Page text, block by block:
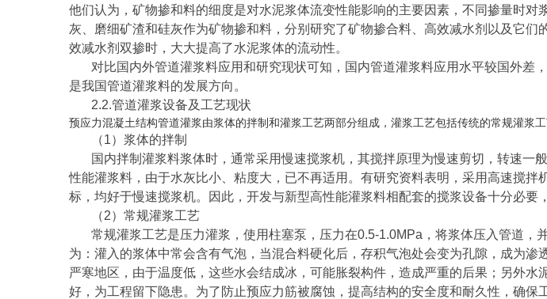
他们认为，矿物掺和料的细度是对水泥浆体流变性能影响的主要因素，不同掺量时
灰、磨细矿渣和硅灰作为矿物掺和料，分别研究了矿物掺合料、高效减水剂以及它
效减水剂双掺时，大大提高了水泥浆体的流动性。
对比国内外管道灌浆料应用和研究现状可知，国内管道灌浆料应用水平较国外
是我国管道灌浆料的发展方向。
2.2.管道灌浆设备及工艺现状
预应力混凝土结构管道灌浆由浆体的拌制和灌浆工艺两部分组成，灌浆工艺包括传统的常规灌浆
（1）浆体的拌制
国内拌制灌浆料浆体时，通常采用慢速搅浆机，其搅拌原理为慢速剪切，转速
性能灌浆料，由于水灰比小、粘度大，已不再适用。有研究资料表明，采用高速搅
标，均好于慢速搅浆机。因此，开发与新型高性能灌浆料相配套的搅浆设备十分必要
（2）常规灌浆工艺
常规灌浆工艺是压力灌浆，使用柱塞泵，压力在0.5-1.0MPa，将浆体压入管道
为：灌入的浆体中常会含有气泡，当混合料硬化后，存积气泡处会变为孔隙，成为
严寒地区，由于温度低，这些水会结成冰，可能胀裂构件，造成严重的后果；另外
好，为工程留下隐患。为了防止预应力筋被腐蚀，提高结构的安全度和耐久性，确保